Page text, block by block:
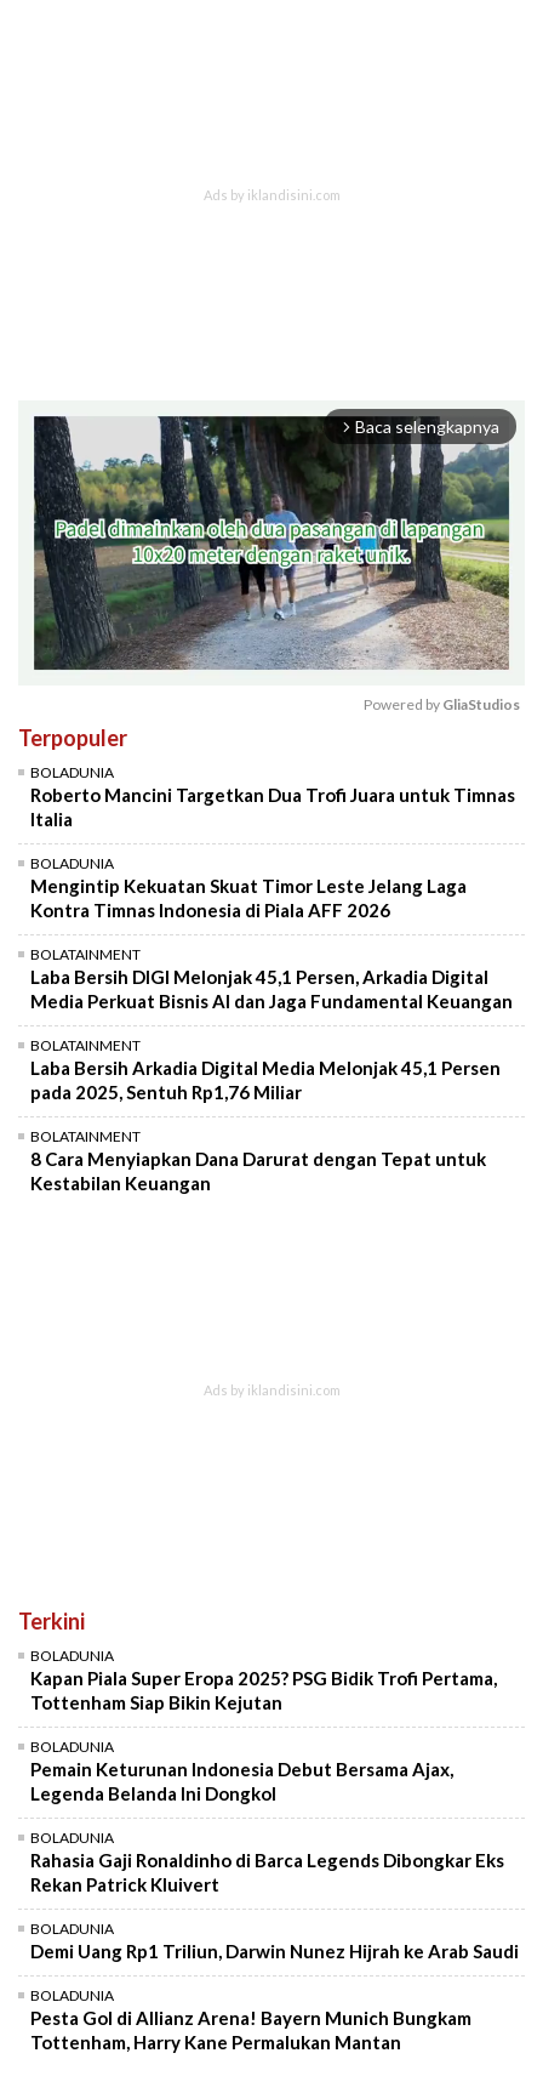
arrow_forward_ios Baca selengkapnya
Powered by GliaStudios
Terpopuler
BOLADUNIA
Roberto Mancini Targetkan Dua Trofi Juara untuk Timnas
Italia
BOLADUNIA
Mengintip Kekuatan Skuat Timor Leste Jelang Laga
Kontra Timnas Indonesia di Piala AFF 2026
BOLATAINMENT
Laba Bersih DIGI Melonjak 45,1 Persen, Arkadia Digital
Media Perkuat Bisnis AI dan Jaga Fundamental Keuangan
BOLATAINMENT
Laba Bersih Arkadia Digital Media Melonjak 45,1 Persen
pada 2025, Sentuh Rp1,76 Miliar
BOLATAINMENT
8 Cara Menyiapkan Dana Darurat dengan Tepat untuk
Kestabilan Keuangan
Terkini
BOLADUNIA
Kapan Piala Super Eropa 2025? PSG Bidik Trofi Pertama,
Tottenham Siap Bikin Kejutan
BOLADUNIA
Pemain Keturunan Indonesia Debut Bersama Ajax,
Legenda Belanda Ini Dongkol
BOLADUNIA
Rahasia Gaji Ronaldinho di Barca Legends Dibongkar Eks
Rekan Patrick Kluivert
BOLADUNIA
Demi Uang Rp1 Triliun, Darwin Nunez Hijrah ke Arab Saudi
BOLADUNIA
Pesta Gol di Allianz Arena! Bayern Munich Bungkam
Tottenham, Harry Kane Permalukan Mantan